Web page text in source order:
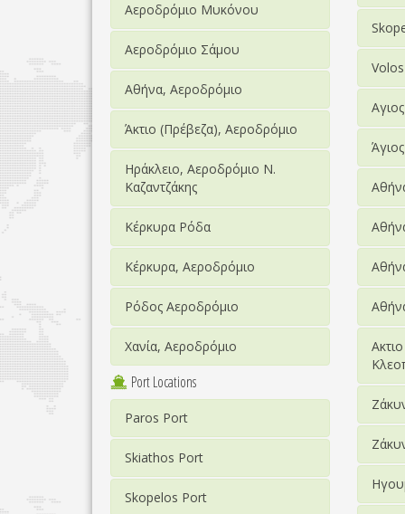
Αεροδρόμιο Μυκόνου
Αεροδρόμιο Σάμου
Αθήνα, Αεροδρόμιο
Άκτιο (Πρέβεζα), Αεροδρόμιο
Ηράκλειο, Αεροδρόμιο Ν.
Καζαντζάκης
Κέρκυρα Ρόδα
Κέρκυρα, Αεροδρόμιο
Ρόδος Αεροδρόμιο
Χανία, Αεροδρόμιο
Port Locations
Paros Port
Skiathos Port
Skopelos Port